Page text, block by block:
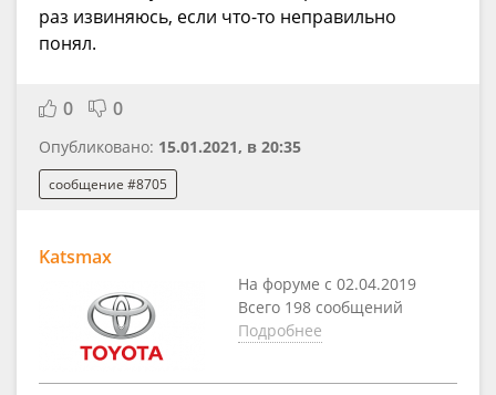
раз извиняюсь, если что-то неправильно
понял.
0 0
Опубликовано: 15.01.2021, в 20:35
сообщение #8705
Katsmax
На форуме с 02.04.2019
Всего 198 сообщений
Подробнее